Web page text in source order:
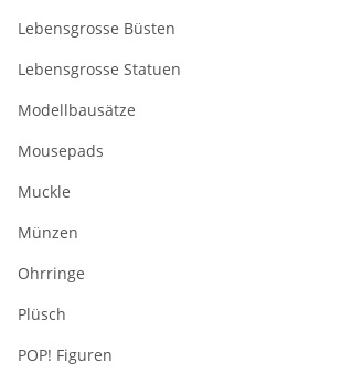
Lebensgrosse Büsten
Lebensgrosse Statuen
Modellbausätze
Mousepads
Muckle
Münzen
Ohrringe
Plüsch
POP! Figuren